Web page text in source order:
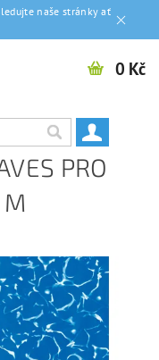
naše stránky ať
0 Kč
PRO